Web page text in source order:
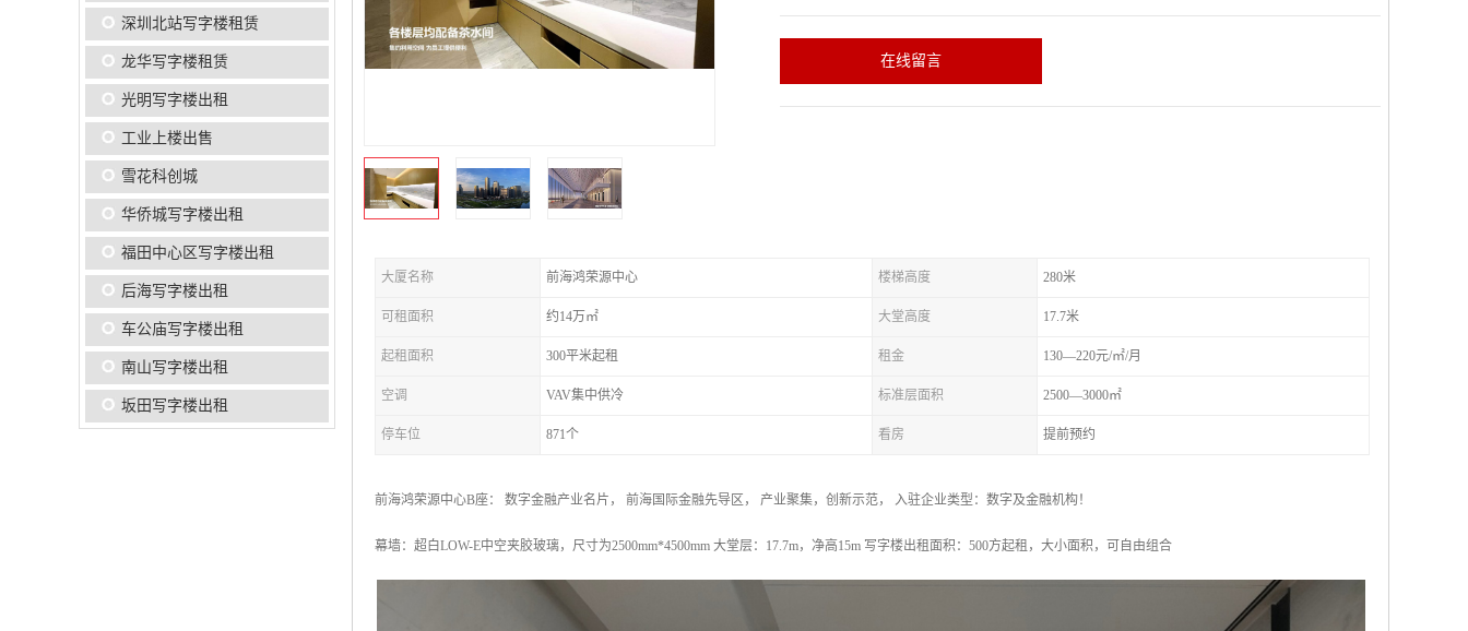
深圳北站写字楼租赁
龙华写字楼租赁
光明写字楼出租
工业上楼出售
雪花科创城
华侨城写字楼出租
福田中心区写字楼出租
后海写字楼出租
车公庙写字楼出租
南山写字楼出租
坂田写字楼出租
在线留言
大厦名称 前海鸿荣源中心 楼梯高度 280米
可租面积 约14万㎡ 大堂高度 17.7米
起租面积 300平米起租 租金 130—220元/㎡/月
空调 VAV集中供冷 标准层面积 2500—3000㎡
停车位 871个 看房 提前预约
前海鸿荣源中心B座： 数字金融产业名片， 前海国际金融先导区， 产业聚集，创新示范， 入驻企业类型：数字及金融机构！
幕墙：超白LOW-E中空夹胶玻璃，尺寸为2500mm*4500mm 大堂层：17.7m，净高15m 写字楼出租面积：500方起租，大小面积，可自由组合